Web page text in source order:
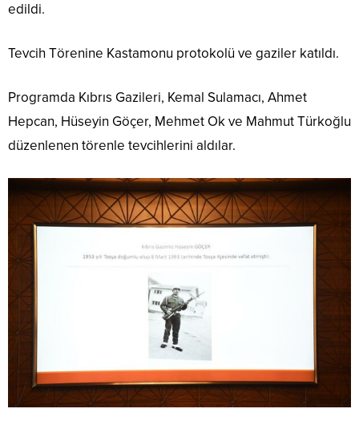
edildi.
Tevcih Törenine Kastamonu protokolü ve gaziler katıldı.
Programda Kıbrıs Gazileri, Kemal Sulamacı, Ahmet
Hepcan, Hüseyin Göçer, Mehmet Ok ve Mahmut Türkoğlu
düzenlenen törenle tevcihlerini aldılar.